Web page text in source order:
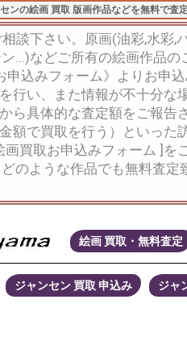
ンの絵画 買取 版画作品などを無料で査
談下さい。原画(油彩,水彩,
...)などご所有の絵画作品
申込みフォーム》よりお申
行い、また情報が不十分な
ら具体的な査定額をご報告
額で買取を行う）といった
画買取お申込みフォーム ]を
のような作品でも無料査
絵画 買取・無料査定
ジャンセン 買取 申込み ジャ